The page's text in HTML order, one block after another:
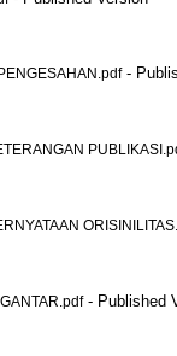
-
- Published